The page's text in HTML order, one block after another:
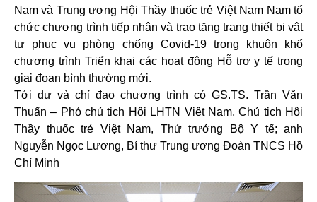
Nam và Trung ương Hội Thầy thuốc trẻ Việt Nam Nam tổ
chức chương trình tiếp nhận và trao tặng trang thiết bị vật
tư phục vụ phòng chống Covid-19 trong khuôn khổ
chương trình Triển khai các hoạt động Hỗ trợ y tế trong
giai đoạn bình thường mới.
Tới dự và chỉ đạo chương trình có GS.TS. Trần Văn
Thuấn – Phó chủ tịch Hội LHTN Việt Nam, Chủ tịch Hội
Thầy thuốc trẻ Việt Nam, Thứ trưởng Bộ Y tế; anh
Nguyễn Ngọc Lương, Bí thư Trung ương Đoàn TNCS Hồ
Chí Minh